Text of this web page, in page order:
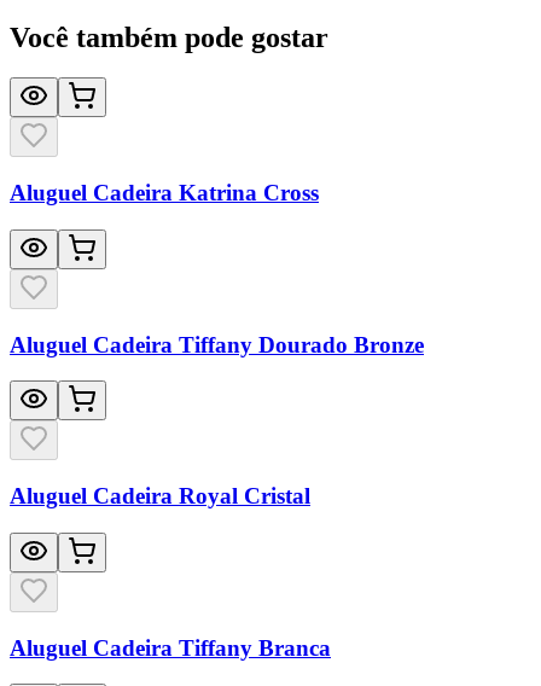
Você também pode gostar
Aluguel Cadeira Katrina Cross
Aluguel Cadeira Tiffany Dourado Bronze
Aluguel Cadeira Royal Cristal
Aluguel Cadeira Tiffany Branca